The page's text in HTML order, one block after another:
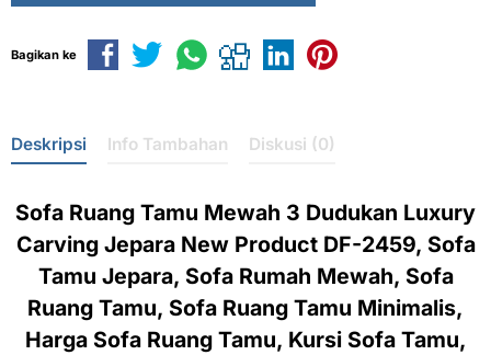
Bagikan ke
Deskripsi Info Tambahan Diskusi (0)
Sofa Ruang Tamu Mewah 3 Dudukan Luxury
Carving Jepara New Product DF-2459, Sofa
Tamu Jepara, Sofa Rumah Mewah, Sofa
Ruang Tamu, Sofa Ruang Tamu Minimalis,
Harga Sofa Ruang Tamu, Kursi Sofa Tamu,